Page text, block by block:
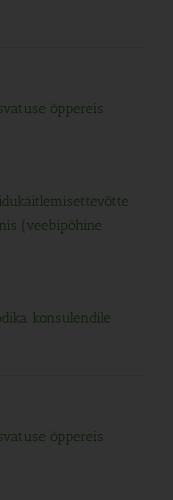
õppereis
(veebipõhine
konsulendile
õppereis